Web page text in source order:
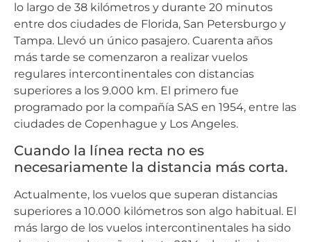
lo largo de 38 kilómetros y durante 20 minutos
entre dos ciudades de Florida, San Petersburgo y
Tampa. Llevó un único pasajero. Cuarenta años
más tarde se comenzaron a realizar vuelos
regulares intercontinentales con distancias
superiores a los 9.000 km. El primero fue
programado por la compañía SAS en 1954, entre las
ciudades de Copenhague y Los Angeles.
Cuando la línea recta no es
necesariamente la distancia más corta.
Actualmente, los vuelos que superan distancias
superiores a 10.000 kilómetros son algo habitual. El
más largo de los vuelos intercontinentales ha sido